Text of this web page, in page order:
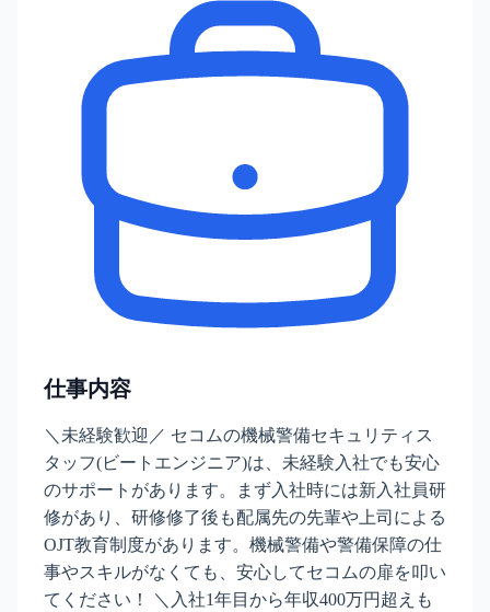
仕事内容
＼未経験歓迎／ セコムの機械警備セキュリティス
タッフ(ビートエンジニア)は、未経験入社でも安心
のサポートがあります。まず入社時には新入社員研
修があり、研修修了後も配属先の先輩や上司による
OJT教育制度があります。機械警備や警備保障の仕
事やスキルがなくても、安心してセコムの扉を叩い
てください！ ＼入社1年目から年収400万円超えも